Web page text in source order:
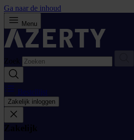
Ga naar de inhoud
Menu
Zoek
Bestellijst
Zakelijk inloggen
Zakelijk